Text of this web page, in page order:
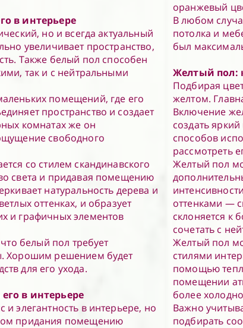
в интерьере
но и всегда актуальный
увеличивает пространство,
Также белый пол способен
так и с нейтральными
помещений, где его
пространство и создает
комнатах же он
свободного
со стилем скандинавского
света и придавая помещению
натуральность дерева и
оттенках, и образует
и графичных элементов
белый пол требует
Хорошим решением будет
для его ухода.
в интерьере
элегантность в интерьере, но
придания помещению
оранжевый
В любом
потолка и
был
Желтый пол:
Подбирая
желтом.
Включение
создать
способов
рассмотреть
Желтый пол
оттенками —
склоняется к
сочетать с
Желтый пол
стилями
помощью
помещении
более
Важно
подбирать